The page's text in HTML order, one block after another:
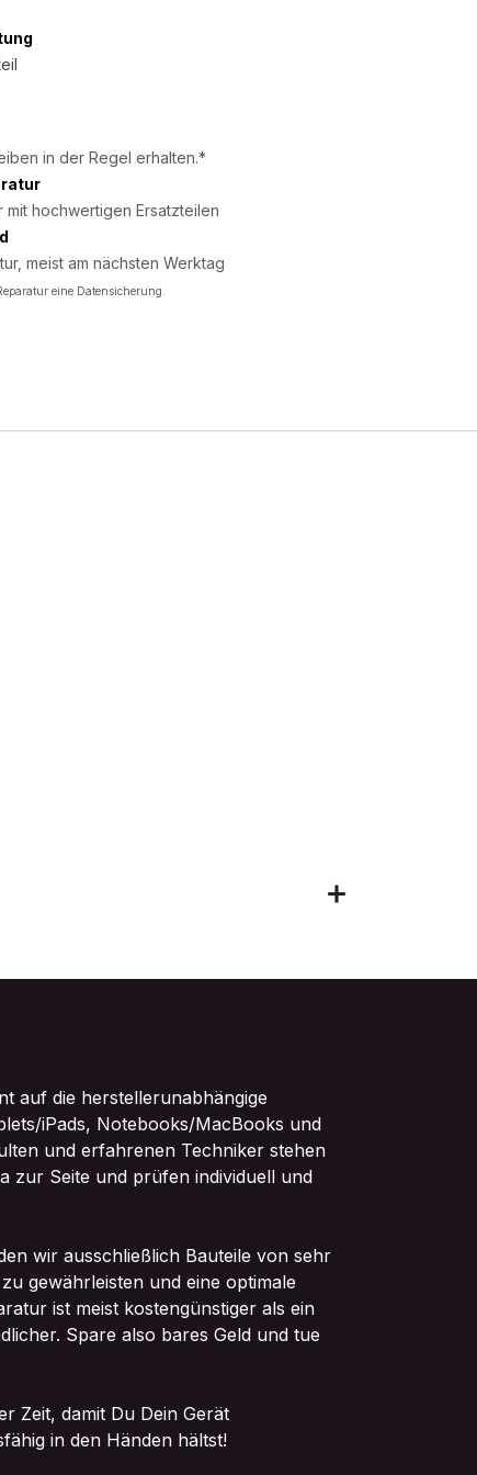
in der Regel erhalten.*
hochwertigen Ersatzteilen
meist am nächsten Werktag
eine Datensicherung.
auf die herstellerunabhängige
iPads, Notebooks/MacBooks und
und erfahrenen Techniker stehen
zur Seite und prüfen individuell und
wir ausschließlich Bauteile von sehr
gewährleisten und eine optimale
ist meist kostengünstiger als ein
Spare also bares Geld und tue
Zeit, damit Du Dein Gerät
in den Händen hältst!